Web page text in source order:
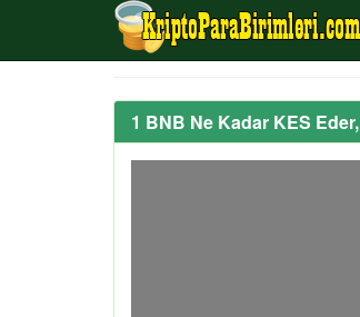
1 BNB Ne Kadar KES